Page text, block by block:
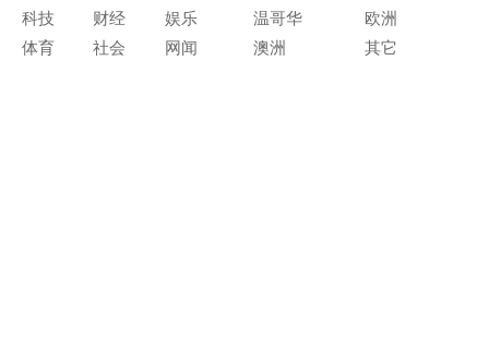
科技
财经
娱乐
体育
社会 网闻
温哥华
欧洲
澳洲
其它